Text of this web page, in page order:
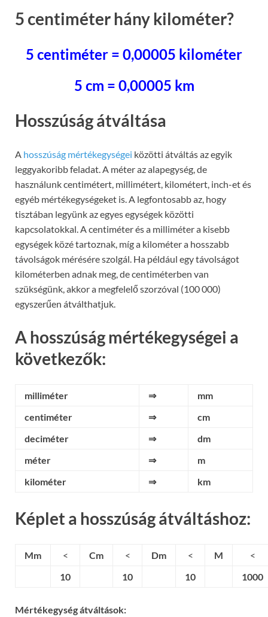
5 centiméter hány kilométer?
5 centiméter = 0,00005 kilométer
5 cm = 0,00005 km
Hosszúság átváltása
A hosszúság mértékegységei közötti átváltás az egyik
leggyakoribb feladat. A méter az alapegység, de
használunk centimétert, millimétert, kilométert, inch-et és
egyéb mértékegységeket is. A legfontosabb az, hogy
tisztában legyünk az egyes egységek közötti
kapcsolatokkal. A centiméter és a milliméter a kisebb
egységek közé tartoznak, míg a kilométer a hosszabb
távolságok mérésére szolgál. Ha például egy távolságot
kilométerben adnak meg, de centiméterben van
szükségünk, akkor a megfelelő szorzóval (100 000)
egyszerűen átválthatjuk.
A hosszúság mértékegységei a
következők:
milliméter ⇒
mm
centiméter
⇒
cm
deciméter
⇒
dm
méter
⇒
m
kilométer
⇒ km
Képlet a hosszúság átváltáshoz:
Mm < Cm < Dm < M
<
10
10 10 1000
Mértékegység átváltások: